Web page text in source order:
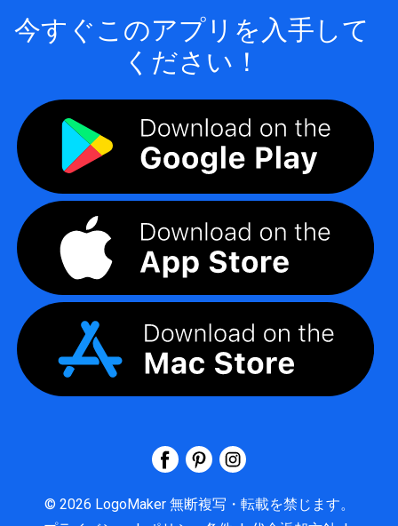
今すぐこのアプリを入手して
ください！
© 2026 LogoMaker 無断複写・転載を禁じます。